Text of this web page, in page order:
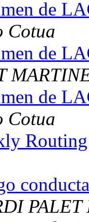
de
Cotua
de
de
Cotua